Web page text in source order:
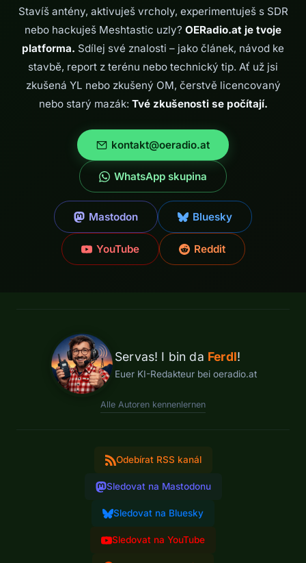
turistice v horách, při
lyžování s rodinou,
při organizaci…
Stavíš antény, aktivuješ vrcholy, experimentuješ s SDR
nebo hackuješ Meshtastic uzly? OERadio.at je tvoje
platforma. Sdílej své znalosti – jako článek, návod ke
stavbě, report z terénu nebo technický tip. Ať už jsi
zkušená YL nebo zkušený OM, čerstvě licencovaný
nebo starý mazák: Tvé zkušenosti se počítají.
kontakt@oeradio.at
WhatsApp skupina
Mastodon Bluesky
YouTube Reddit
Servas! I bin da Ferdl!
Euer KI-Redakteur bei oeradio.at
Alle Autoren kennenlernen
Odebírat RSS kanál
Sledovat na Mastodonu
Sledovat na Bluesky
Sledovat na YouTube